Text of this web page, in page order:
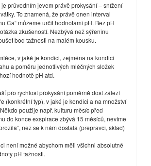
je průvodním jevem právě prokysání – snížení
To znamená, že právě onen interval
Ca“ můžeme určit hodnotami pH. Bez pH
zkušeností. Nezbývá než sýřeninu
bod tažnosti na malém kousku.
v jaké je kondici, zejména na kondici
a poměru jednotlivých mléčných složek
hodnotě pH atd.
pro rychlost prokysání poměrně dost záleží
(konkrétní typ), v jaké je kondici a na množství
použije např. kulturu měsíc před
do konce exspirace zbývá 15 měsíců, nevíme
než se k nám dostala (přepravci, sklad)
není možné abychom měli všichni absolutně
pH tažnosti.